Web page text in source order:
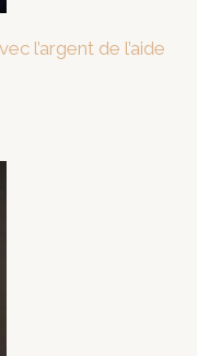
l’argent de l’aide